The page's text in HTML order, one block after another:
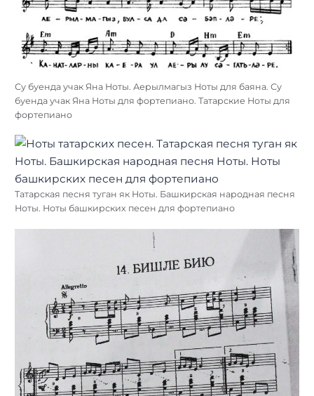
Су буенда учак Яна Ноты. Аерылмагыз Ноты для баяна. Су
буенда учак Яна Ноты для фортепиано. Татарские Ноты для
фортепиано
Татарская песня туган як Ноты. Башкирская народная песня
Ноты. Ноты башкирских песен для фортепиано